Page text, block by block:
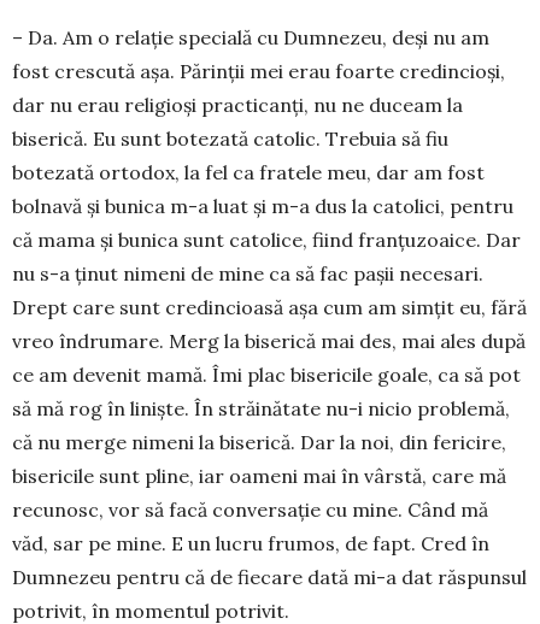
– Da. Am o relație specială cu Dumnezeu, deși nu am
fost crescută așa. Părinții mei erau foarte cre­dincioși,
dar nu erau religioși practicanți, nu ne du­ceam la
biserică. Eu sunt botezată catolic. Trebuia să fiu
botezată ortodox, la fel ca fratele meu, dar am fost
bolnavă și bunica m-a luat și m-a dus la catolici, pentru
că ma­ma și bunica sunt catolice, fiind franțuzoaice. Dar
nu s-a ținut nimeni de mine ca să fac pașii necesari.
Drept care sunt credincioasă așa cum am simțit eu, fără
vreo îndrumare. Merg la biserică mai des, mai ales după
ce am devenit mamă. Îmi plac bisericile goale, ca să pot
să mă rog în liniște. În străinătate nu-i nicio problemă,
că nu merge nimeni la bise­rică. Dar la noi, din fericire,
bisericile sunt pline, iar oameni mai în vârstă, care mă
recu­nosc, vor să facă con­ver­sație cu mine. Când mă
văd, sar pe mine. E un lucru frumos, de fapt. Cred în
Dum­ne­zeu pentru că de fiecare dată mi-a dat răs­punsul
potrivit, în momentul potrivit.